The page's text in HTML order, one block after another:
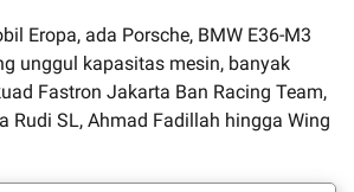
Eropa, ada Porsche, BMW E36-M3
unggul kapasitas mesin, banyak
Fastron Jakarta Ban Racing Team,
Rudi SL, Ahmad Fadillah hingga Wing